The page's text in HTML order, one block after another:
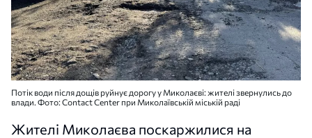
Потік води після дощів руйнує дорогу у Миколаєві: жителі звернулись до
влади. Фото: Contact Center при Миколаївській міській раді
Жителі Миколаєва поскаржилися на